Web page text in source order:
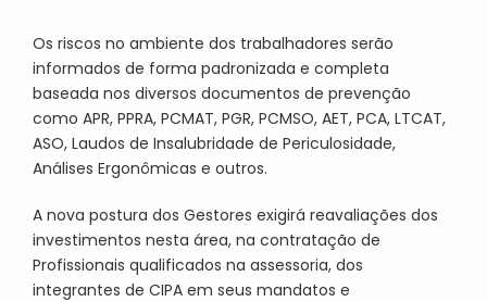
Os riscos no ambiente dos trabalhadores serão
informados de forma padronizada e completa
baseada nos diversos documentos de prevenção
como APR, PPRA, PCMAT, PGR, PCMSO, AET, PCA, LTCAT,
ASO, Laudos de Insalubridade de Periculosidade,
Análises Ergonômicas e outros.
A nova postura dos Gestores exigirá reavaliações dos
investimentos nesta área, na contratação de
Profissionais qualificados na assessoria, dos
integrantes de CIPA em seus mandatos e